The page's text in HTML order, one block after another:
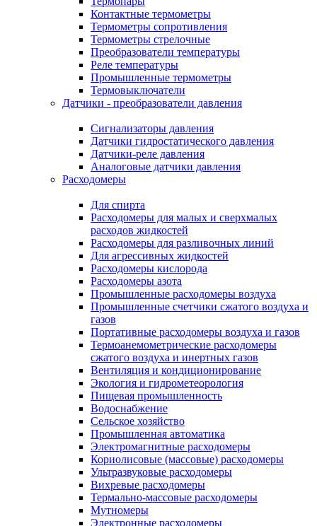
Контактные термометры
Термометры сопротивления
Термометры стрелочные
Преобразователи температуры
Реле температуры
Промышленные термометры
Термовыключатели
Датчики - преобразователи давления
Сигнализаторы давления
Датчики гидростатического давления
Датчики-реле давления
Аналоговые датчики давления
Расходомеры
Для спирта
Расходомеры для малых и сверхмалых
расходов жидкостей
Расходомеры для разливочных линий
Для агрессивных жидкостей
Расходомеры кислорода
Расходомеры азота
Промышленные расходомеры воздуха
Промышленные счетчики сжатого воздуха и
газов
Портативные расходомеры воздуха и газов
Термоанемометрические расходомеры
сжатого воздуха и инертных газов
Вентиляция и кондиционирование
Экология и гидрометеорология
Пищевая промышленность
Водоснабжение
Сельское хозяйство
Промышленная автоматика
Электромагнитные расходомеры
Кориолисовые (массовые) расходомеры
Ультразвуковые расходомеры
Вихревые расходомеры
Термально-массовые расходомеры
Мутномеры
Электронные расходомеры